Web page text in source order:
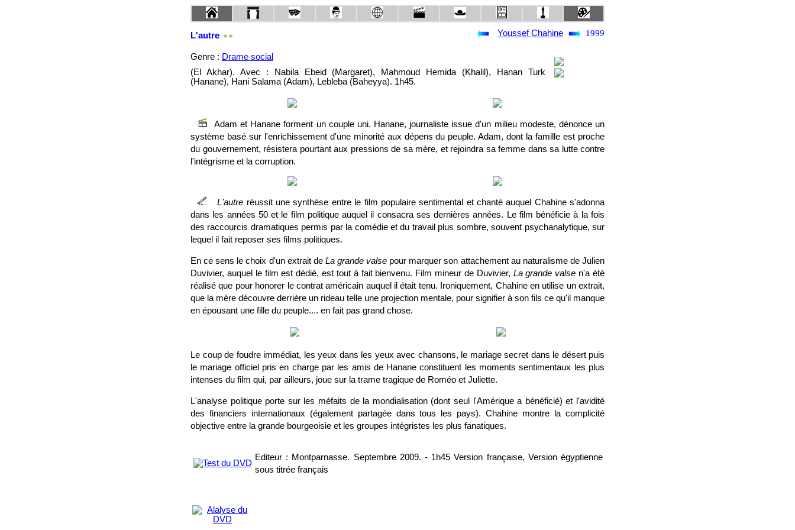
L'autre Youssef Chahine 1999
Genre : Drame social
(El Akhar). Avec : Nabila Ebeid (Margaret), Mahmoud Hemida (Khalil), Hanan Turk
(Hanane), Hani Salama (Adam), Lebleba (Baheyya). 1h45.
Adam et Hanane forment un couple uni. Hanane, journaliste issue d'un milieu modeste, dénonce un
système basé sur l'enrichissement d'une minorité aux dépens du peuple. Adam, dont la famille est proche
du gouvernement, résistera pourtant aux pressions de sa mère, et rejoindra sa femme dans sa lutte contre
l'intégrisme et la corruption.
L'autre réussit une synthèse entre le film populaire sentimental et chanté auquel Chahine s'adonna
dans les années 50 et le film politique auquel il consacra ses dernières années. Le film bénéficie à la fois
des raccourcis dramatiques permis par la comédie et du travail plus sombre, souvent psychanalytique, sur
lequel il fait reposer ses films politiques.
En ce sens le choix d'un extrait de La grande valse pour marquer son attachement au naturalisme de Julien
Duvivier, auquel le film est dédié, est tout à fait bienvenu. Film mineur de Duvivier, La grande valse n'a été
réalisé que pour honorer le contrat américain auquel il était tenu. Ironiquement, Chahine en utilise un extrait,
que la mère découvre derrière un rideau telle une projection mentale, pour signifier à son fils ce qu'il manque
en épousant une fille du peuple.... en fait pas grand chose.
Le coup de foudre immédiat, les yeux dans les yeux avec chansons, le mariage secret dans le désert puis
le mariage officiel pris en charge par les amis de Hanane constituent les moments sentimentaux les plus
intenses du film qui, par ailleurs, joue sur la trame tragique de Roméo et Juliette.
L'analyse politique porte sur les méfaits de la mondialisation (dont seul l'Amérique a bénéficié) et l'avidité
des financiers internationaux (également partagée dans tous les pays). Chahine montre la complicité
objective entre la grande bourgeoisie et les groupes intégristes les plus fanatiques.
Editeur : Montparnasse. Septembre 2009. - 1h45 Version française, Version égyptienne
sous titrée français